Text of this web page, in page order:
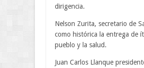
dirigencia.
Nelson Zurita, secretario de
como histórica la entrega de
pueblo y la salud.
Juan Carlos Llanque